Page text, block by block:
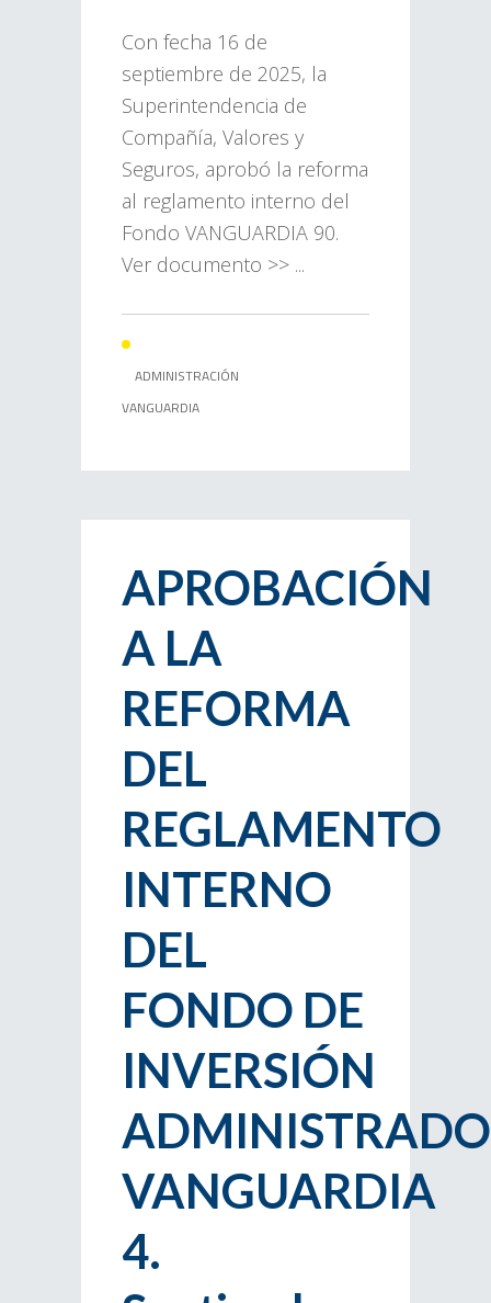
Con fecha 16 de
septiembre de 2025, la
Superintendencia de
Compañía, Valores y
Seguros, aprobó la reforma
al reglamento interno del
Fondo VANGUARDIA 90.
Ver documento >> ...
ADMINISTRACIÓN
VANGUARDIA
APROBACIÓN
A LA
REFORMA
DEL
REGLAMENTO
INTERNO
DEL
FONDO DE
INVERSIÓN
ADMINISTRADO
VANGUARDIA
4.